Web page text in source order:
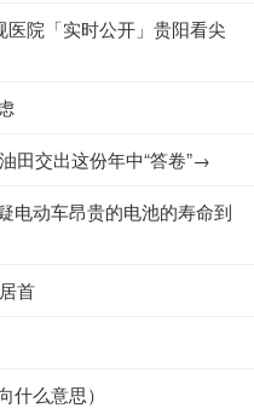
医院「实时公开」贵阳看尖
田交出这份年中“答卷”→
电动车昂贵的电池的寿命到
首
什么意思）